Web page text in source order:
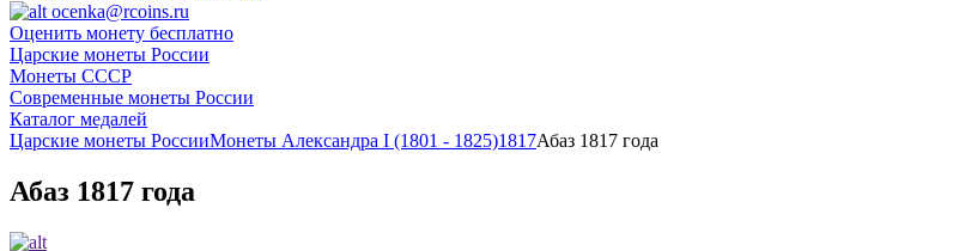
ocenka@rcoins.ru
Оценить монету бесплатно
Царские монеты России
Монеты СССР
Современные монеты России
Каталог медалей
Царские монеты РоссииМонеты Александра I (1801 - 1825)1817Абаз 1817 года
Абаз 1817 года